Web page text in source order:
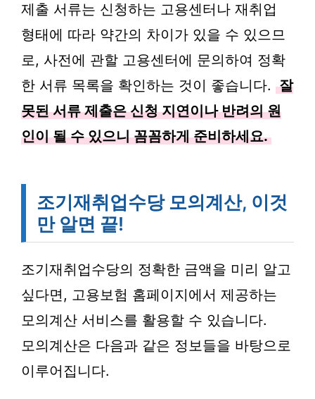
제출 서류는 신청하는 고용센터나 재취업
형태에 따라 약간의 차이가 있을 수 있으므
로, 사전에 관할 고용센터에 문의하여 정확
한 서류 목록을 확인하는 것이 좋습니다. 잘
못된 서류 제출은 신청 지연이나 반려의 원
인이 될 수 있으니 꼼꼼하게 준비하세요.
조기재취업수당 모의계산, 이것
만 알면 끝!
조기재취업수당의 정확한 금액을 미리 알고
싶다면, 고용보험 홈페이지에서 제공하는
모의계산 서비스를 활용할 수 있습니다.
모의계산은 다음과 같은 정보들을 바탕으로
이루어집니다.